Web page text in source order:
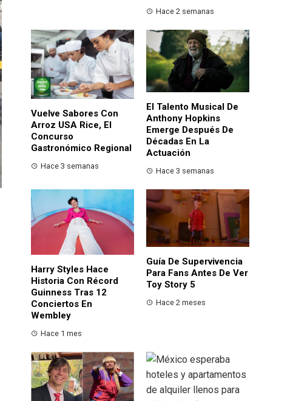
Hace 2 semanas
Vuelve Sabores Con
Arroz USA Rice, El
Concurso
Gastronómico Regional
Hace 3 semanas
El Talento Musical De
Anthony Hopkins
Emerge Después De
Décadas En La
Actuación
Hace 3 semanas
Harry Styles Hace
Historia Con Récord
Guinness Tras 12
Conciertos En
Wembley
Hace 1 mes
Guía De Supervivencia
Para Fans Antes De Ver
Toy Story 5
Hace 2 meses